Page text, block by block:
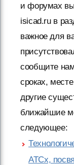
и форумах вы
isicad.ru в
важное для
сообщите
сроках,
другие
ближайшие
следующее:
ATCx,